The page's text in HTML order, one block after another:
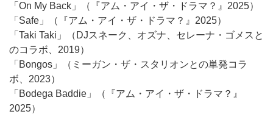
「On My Back」（『アム・アイ・ザ・ドラマ？』2025）
「Safe」（『アム・アイ・ザ・ドラマ？』2025）
「Taki Taki」（DJスネーク、オズナ、セレーナ・ゴメスと
のコラボ、2019）
「Bongos」（ミーガン・ザ・スタリオンとの単発コラ
ボ、2023）
「Bodega Baddie」（『アム・アイ・ザ・ドラマ？』
2025）